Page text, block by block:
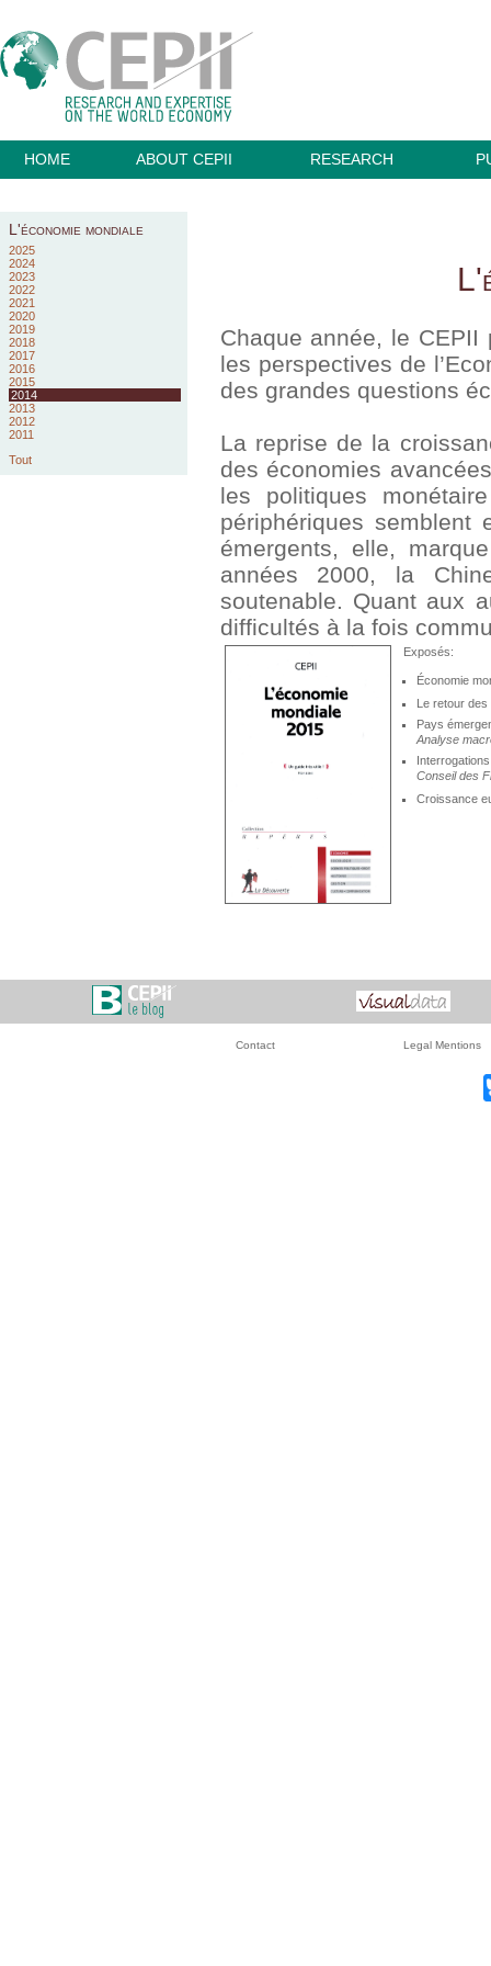
HOME ABOUT CEPII RESEARCH
L'économie mondiale
2025
2024
2023
2022
2021
2020
2019
2018
2017
2016
2015
2014
2013
2012
2011
Tout
Chaque année, le
les perspectives de
des grandes questions
La reprise de la
des économies
les politiques
périphériques
émergents, elle,
années 2000, la
soutenable. Quant aux
difficultés à la fois
Exposés:
Économie
Le retour des
Pays
Analyse
Conseil des
Croissance
Contact Legal Mentions